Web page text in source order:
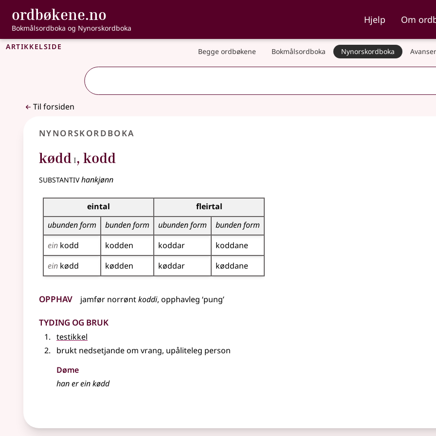
Gå til hovedinnhold
Tilgjengelighet
ordbøkene.no , Bokmålsordboka og Nynorskordboka
Bokmålsordboka og Nynorskordboka
Hjelp Om
Artikkelside Begge ordbøkene Bokmålsordboka Nynorskordboka
Til forsiden
Nynorskordboka
kødd I, kodd
substantivhankjønn
Bøyningstabell for dette substantivet
eintal
fleirtal
ubunden form
bunden form ubunden form
bunden form
ein kodd kodden koddar
koddane
ein kødd kødden køddar køddane
Opphav jamfør norrøntkoddi, opphavleg ‘pung’
Tyding og bruk
testikkel
brukt nedsetjandeom vrang, upåliteleg person
Døme
han er ein kødd